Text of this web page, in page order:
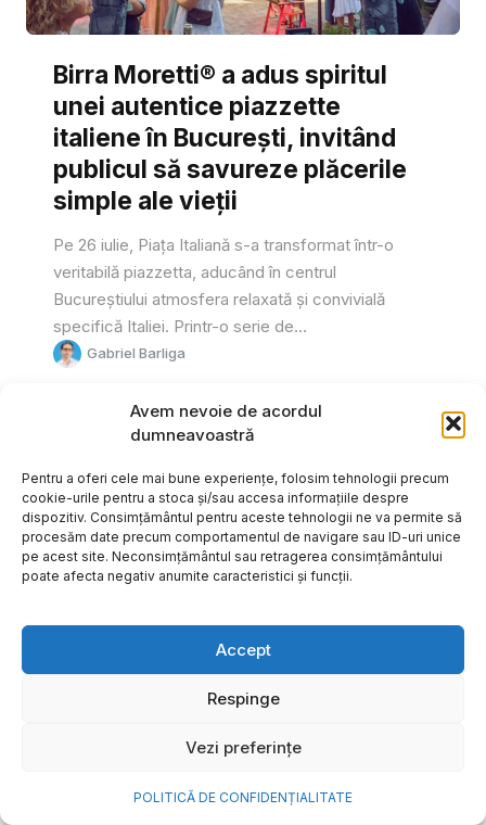
Avem nevoie de acordul
dumneavoastră
Pentru a oferi cele mai bune experiențe, folosim tehnologii precum
cookie-urile pentru a stoca și/sau accesa informațiile despre
dispozitiv. Consimțământul pentru aceste tehnologii ne va permite să
procesăm date precum comportamentul de navigare sau ID-uri unice
pe acest site. Neconsimțământul sau retragerea consimțământului
poate afecta negativ anumite caracteristici și funcții.
Accept
Respinge
Vezi preferințe
POLITICĂ DE CONFIDENȚIALITATE
Birra Moretti® a adus spiritul
unei autentice piazzette
italiene în București, invitând
publicul să savureze plăcerile
simple ale vieții
Pe 26 iulie, Piața Italiană s-a transformat într-o
veritabilă piazzetta, aducând în centrul
Bucureștiului atmosfera relaxată și convivială
specifică Italiei. Printr-o serie de...
Gabriel Barliga
frumoase amintiri ale verii într-
o bijuterie Pandora pe care o